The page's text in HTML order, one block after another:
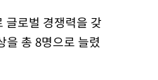
글로벌 경쟁력을 갖
을 총 8명으로 늘렸